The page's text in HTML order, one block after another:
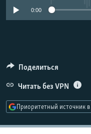
РАСПИСАНИЕ
0:00
Поделиться
Читать без VPN
Приоритетный источник